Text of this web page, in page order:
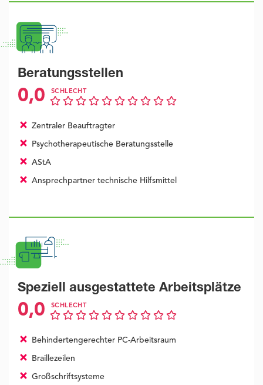
Beratungsstellen
0,0 SCHLECHT
Zentraler Beauftragter
Psychotherapeutische Beratungsstelle
AStA
Ansprechpartner technische Hilfsmittel
Speziell ausgestattete Arbeitsplätze
0,0 SCHLECHT
Behindertengerechter PC-Arbeitsraum
Braillezeilen
Großschriftsysteme